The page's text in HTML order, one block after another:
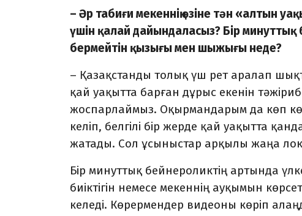
– Әр табиғи мекеннің өзіне тән «алтын
үшін қалай дайындаласыз? Бір минуттық
бермейтін қызығы мен шыжығы неде?
– Қазақстанды толық үш рет аралап
қай уақытта барған дұрыс екенін
жоспарлаймыз. Оқырмандарым да көп
келіп, белгілі бір жерде қай уақытта
жатады. Сол ұсыныстар арқылы жаңа
Бір минуттық бейнероликтің артында
биіктігін немесе мекеннің ауқымын
келеді. Көрермендер видеоны көріп